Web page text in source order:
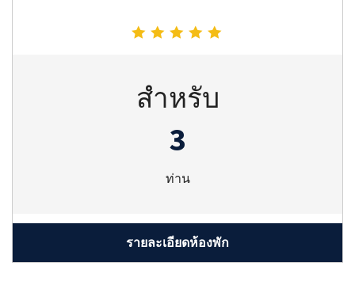
สำหรับ
3
ท่าน
รายละเอียดห้องพัก